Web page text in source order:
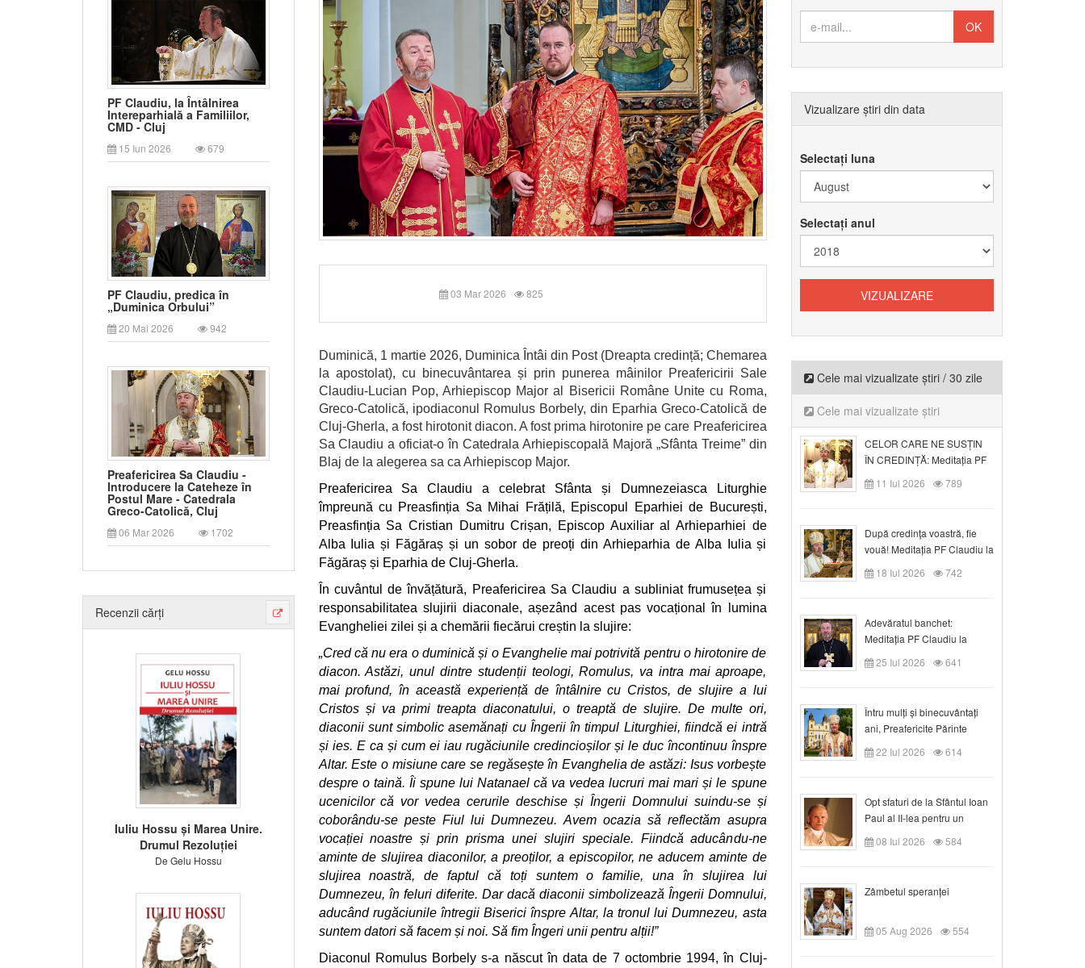
PF Claudiu, la Întâlnirea
Intereparhială a Familiilor,
CMD - Cluj
15 Iun 2026 679
PF Claudiu, predica în
„Duminica Orbului”
20 Mai 2026 942
Preafericirea Sa Claudiu -
Introducere la Cateheze în
Postul Mare - Catedrala
Greco-Catolică, Cluj
06 Mar 2026 1702
Recenzii cărți
Iuliu Hossu și Marea Unire.
Drumul Rezoluției
De Gelu Hossu
03 Mar 2026 825
Duminică, 1 martie 2026, Duminica Întâi din Post (Dreapta credință; Chemarea
la apostolat), cu binecuvântarea și prin punerea mâinilor Preafericirii Sale
Claudiu-Lucian Pop, Arhiepiscop Major al Bisericii Române Unite cu Roma,
Greco-Catolică, ipodiaconul Romulus Borbely, din Eparhia Greco-Catolică de
Cluj-Gherla, a fost hirotonit diacon. A fost prima hirotonire pe care Preafericirea
Sa Claudiu a oficiat-o în Catedrala Arhiepiscopală Majoră „Sfânta Treime” din
Blaj de la alegerea sa ca Arhiepiscop Major.
Preafericirea Sa Claudiu a celebrat Sfânta și Dumnezeiasca Liturghie
împreună cu Preasfinția Sa Mihai Frățilă, Episcopul Eparhiei de București,
Preasfinția Sa Cristian Dumitru Crișan, Episcop Auxiliar al Arhieparhiei de
Alba Iulia și Făgăraș și un sobor de preoți din Arhieparhia de Alba Iulia și
Făgăraș și Eparhia de Cluj-Gherla.
În cuvântul de învățătură, Preafericirea Sa Claudiu a subliniat frumusețea și
responsabilitatea slujirii diaconale, așezând acest pas vocațional în lumina
Evangheliei zilei și a chemării fiecărui creștin la slujire:
„Cred că nu era o duminică și o Evanghelie mai potrivită pentru o hirotonire de
diacon. Astăzi, unul dintre studenții teologi, Romulus, va intra mai aproape,
mai profund, în această experiență de întâlnire cu Cristos, de slujire a lui
Cristos și va primi treapta diaconatului, o treaptă de slujire. De multe ori,
diaconii sunt simbolic asemănați cu Îngerii în timpul Liturghiei, fiindcă ei intră
și ies. E ca și cum ei iau rugăciunile credincioșilor și le duc încontinuu înspre
Altar. Este o misiune care se regăsește în Evanghelia de astăzi: Isus vorbește
despre o taină. Îi spune lui Natanael că va vedea lucruri mai mari și le spune
ucenicilor că vor vedea cerurile deschise și Îngerii Domnului suindu-se și
coborându-se peste Fiul lui Dumnezeu. Avem ocazia să reflectăm asupra
vocației noastre și prin prisma unei slujiri speciale. Fiindcă aducându-ne
aminte de slujirea diaconilor, a preoților, a episcopilor, ne aducem aminte de
slujirea noastră, de faptul că toți suntem o familie, una în slujirea lui
Dumnezeu, în feluri diferite. Dar dacă diaconii simbolizează Îngerii Domnului,
aducând rugăciunile întregii Biserici înspre Altar, la tronul lui Dumnezeu, asta
suntem datori să facem și noi. Să fim Îngeri unii pentru alții!”
Diaconul Romulus Borbely s-a născut în data de 7 octombrie 1994, în Cluj-
Vizualizare știri din data
Selectați luna
Selectați anul
Cele mai vizualizate știri / 30 zile
Cele mai vizualizate știri
CELOR CARE NE SUSȚIN
ÎN CREDINȚĂ: Meditația PF
Claudiu la Duminica a VI-a
după Rusalii
11 Iul 2026 789
După credinţa voastră, fie
vouă! Meditația PF Claudiu la
duminica a VII-a după Rusalii
18 Iul 2026 742
Adevăratul banchet:
Meditația PF Claudiu la
Duminica a VIII-a după
Rusalii
25 Iul 2026 641
Întru mulți și binecuvântați
ani, Preafericite Părinte
Claudiu!
22 Iul 2026 614
Opt sfaturi de la Sfântul Ioan
Paul al II-lea pentru un
creștin
08 Iul 2026 584
Zâmbetul speranței
05 Aug 2026 554